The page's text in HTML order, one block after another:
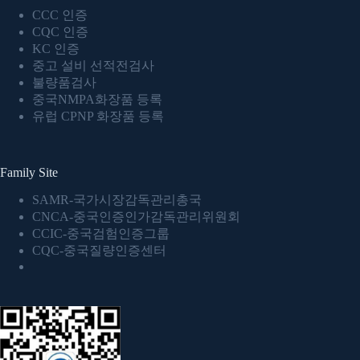
CCC 인증
CQC 인증
KC 인증
중고 설비 선적전검사
불량품검사
중국NMPA화장품 등록
유럽 CPNP 화장품 등록
Family Site
SAMR-국가시장감독관리총국
CNCA-중국인증인가감독관리위원회
CCIC-중국검험인증그룹
CQC-중국질량인증센터